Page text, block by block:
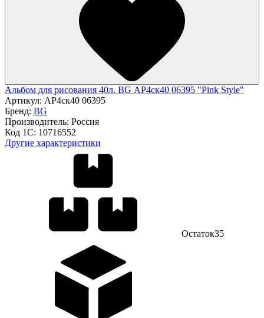
Альбом для рисования 40л. BG АР4ск40 06395 "Pink Style"
Артикул: АР4ск40 06395
Бренд: BG
Производитель: Россия
Код 1С: 10716552
Другие характеристики
Остаток35